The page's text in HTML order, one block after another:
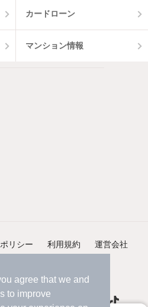
agree that we and
to improve
カードローン
マンション情報
リシー 利用規約 運営会社